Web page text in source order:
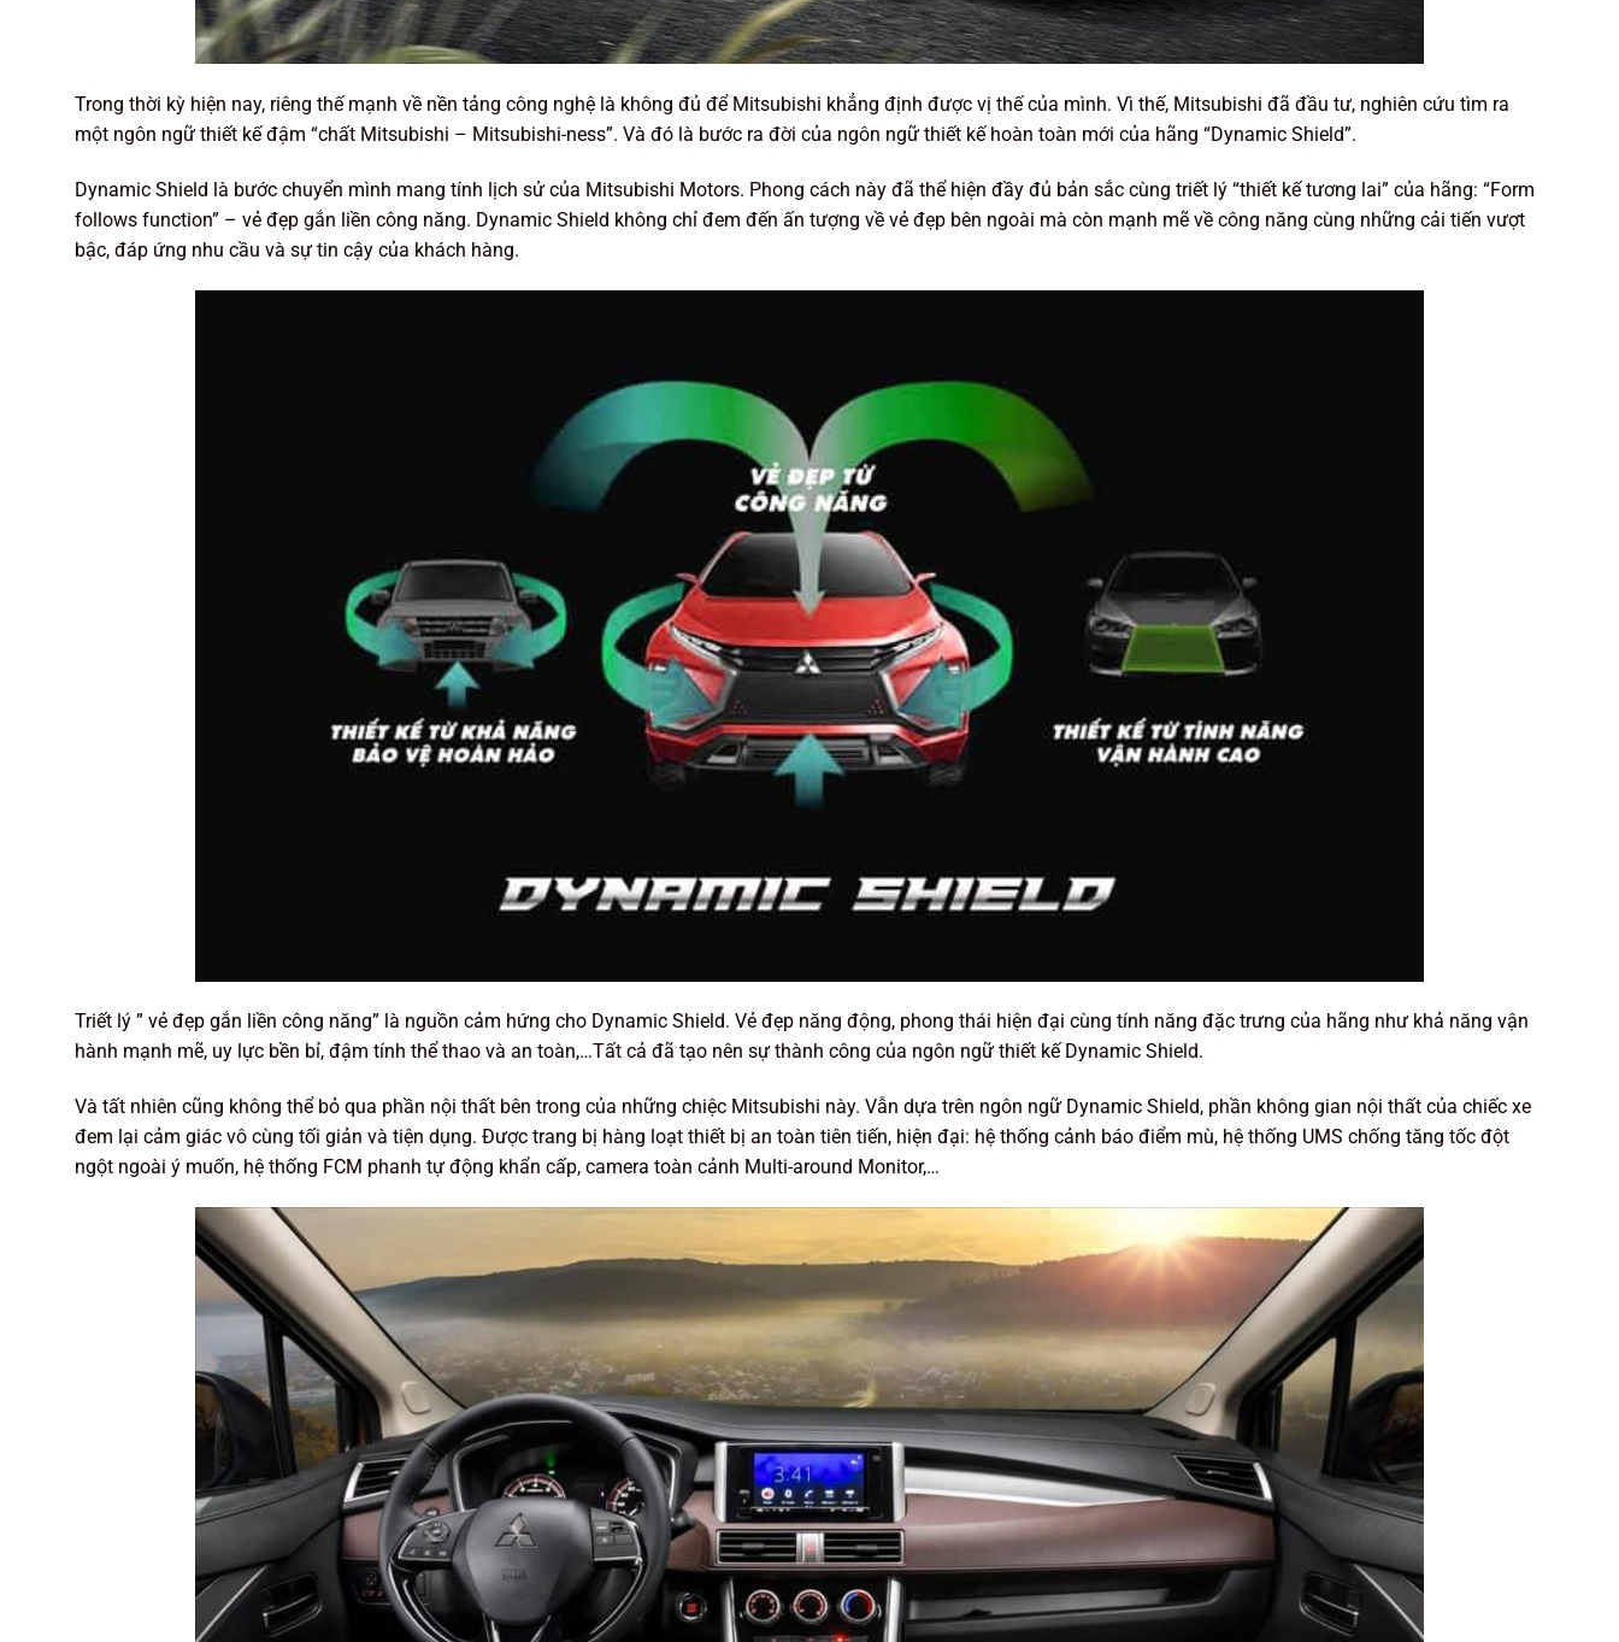
Trong thời kỳ hiện nay, riêng thế mạnh về nền tảng công nghệ là không đủ để Mitsubishi khẳng định được vị thế của mình. Vì thế, Mitsubishi đã đầu tư, nghiên cứu tìm ra
một ngôn ngữ thiết kế đậm “chất Mitsubishi – Mitsubishi-ness”. Và đó là bước ra đời của ngôn ngữ thiết kế hoàn toàn mới của hãng “Dynamic Shield”.
Dynamic Shield là bước chuyển mình mang tính lịch sử của Mitsubishi Motors. Phong cách này đã thể hiện đầy đủ bản sắc cùng triết lý “thiết kế tương lai” của hãng: “Form
follows function” – vẻ đẹp gắn liền công năng. Dynamic Shield không chỉ đem đến ấn tượng về vẻ đẹp bên ngoài mà còn mạnh mẽ về công năng cùng những cải tiến vượt
bậc, đáp ứng nhu cầu và sự tin cậy của khách hàng.
Triết lý ” vẻ đẹp gắn liền công năng” là nguồn cảm hứng cho Dynamic Shield. Vẻ đẹp năng động, phong thái hiện đại cùng tính năng đặc trưng của hãng như khả năng vận
hành mạnh mẽ, uy lực bền bỉ, đậm tính thể thao và an toàn,…Tất cả đã tạo nên sự thành công của ngôn ngữ thiết kế Dynamic Shield.
Và tất nhiên cũng không thể bỏ qua phần nội thất bên trong của những chiệc Mitsubishi này. Vẫn dựa trên ngôn ngữ Dynamic Shield, phần không gian nội thất của chiếc xe
đem lại cảm giác vô cùng tối giản và tiện dụng. Được trang bị hàng loạt thiết bị an toàn tiên tiến, hiện đại: hệ thống cảnh báo điểm mù, hệ thống UMS chống tăng tốc đột
ngột ngoài ý muốn, hệ thống FCM phanh tự động khẩn cấp, camera toàn cảnh Multi-around Monitor,…